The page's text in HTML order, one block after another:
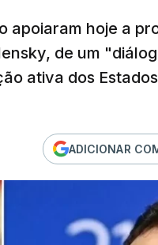
apoiaram hoje a
de um
ativa dos
ADICIONAR